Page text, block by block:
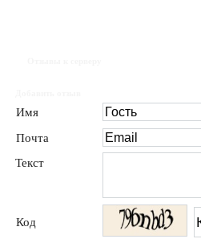
Имя
Почта
Текст
Код